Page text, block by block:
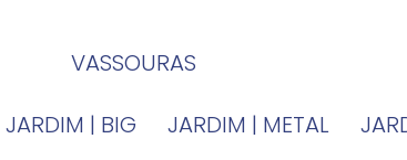
VASSOURAS
JARDIM | BIG JARDIM | METAL